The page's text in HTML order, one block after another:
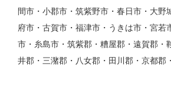
間市・小郡市・筑紫野市・春日市・大野
府市・古賀市・福津市・うきは市・宮若
市・糸島市・筑紫郡・糟屋郡・遠賀郡・
井郡・三潴郡・八女郡・田川郡・京都郡